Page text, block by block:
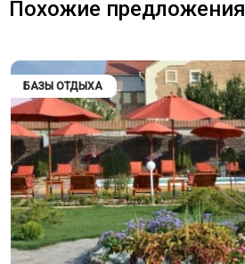
Похожие предложения
БАЗЫ ОТДЫХА